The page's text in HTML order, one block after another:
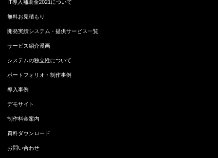
IT導入補助金2021について
無料お見積もり
開発実績システム・提供サービス一覧
サービス紹介漫画
システムの独立性について
ポートフォリオ・制作事例
導入事例
デモサイト
制作料金案内
資料ダウンロード
お問い合わせ